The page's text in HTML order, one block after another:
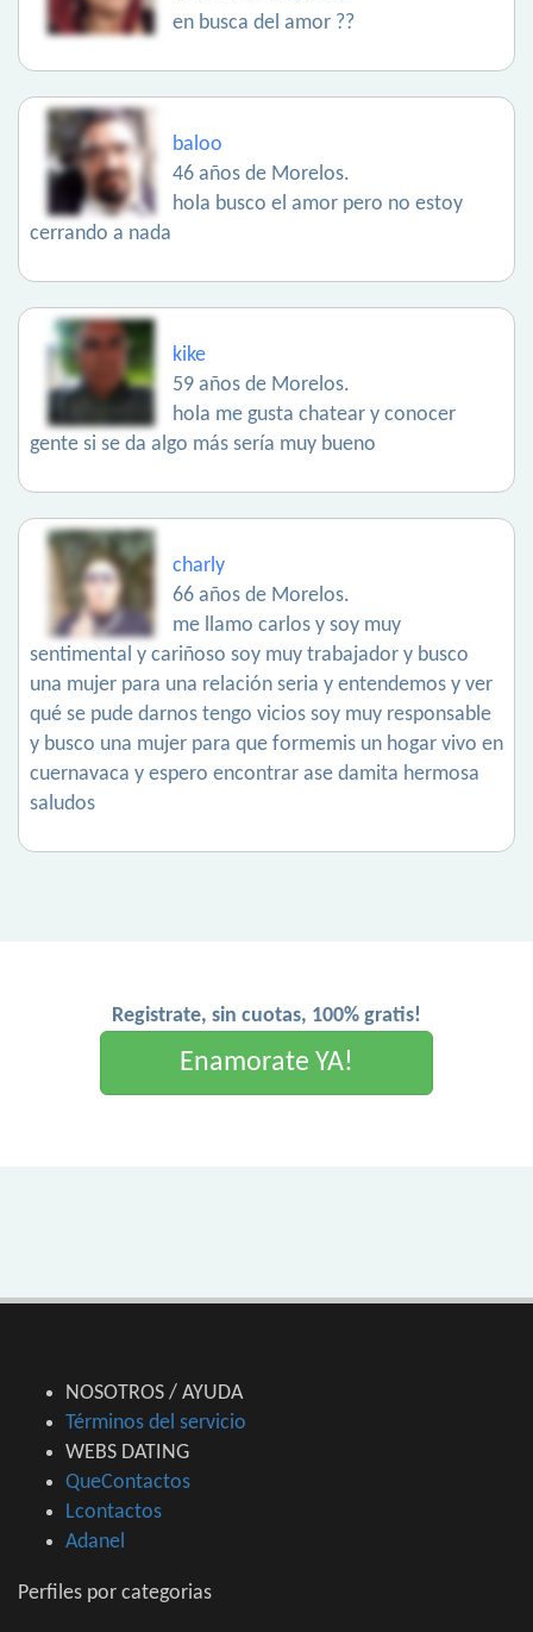
en busca del amor ??
baloo
46 años de Morelos.
hola busco el amor pero no estoy
cerrando a nada
kike
59 años de Morelos.
hola me gusta chatear y conocer
gente si se da algo más sería muy bueno
charly
66 años de Morelos.
me llamo carlos y soy muy
sentimental y cariñoso soy muy trabajador y busco
una mujer para una relación seria y entendemos y ver
qué se pude darnos tengo vicios soy muy responsable
y busco una mujer para que formemis un hogar vivo en
cuernavaca y espero encontrar ase damita hermosa
saludos
Registrate, sin cuotas, 100% gratis!
Enamorate YA!
NOSOTROS / AYUDA
Términos del servicio
WEBS DATING
QueContactos
Lcontactos
Adanel
Perfiles por categorias